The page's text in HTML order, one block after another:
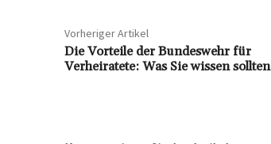
Vorheriger Artikel
Die Vorteile der Bundeswehr für
Verheiratete: Was Sie wissen sollten